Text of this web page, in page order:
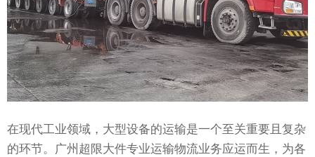
在现代工业领域，大型设备的运输是一个至关重要且复杂
的环节。广州超限大件专业运输物流业务应运而生，为各